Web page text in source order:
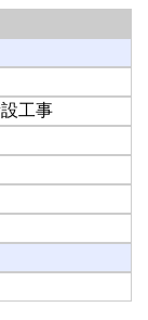
設工事